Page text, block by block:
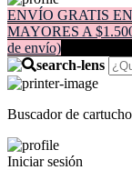
ENVÍO GRATIS
MAYORES A
de envío)
Buscador de
Iniciar sesión